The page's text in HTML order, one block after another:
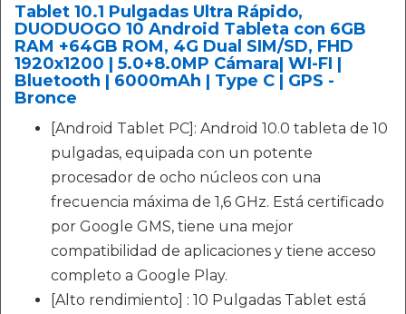
Tablet 10.1 Pulgadas Ultra Rápido,
DUODUOGO 10 Android Tableta con 6GB
RAM +64GB ROM, 4G Dual SIM/SD, FHD
1920x1200 | 5.0+8.0MP Cámara| WI-FI |
Bluetooth | 6000mAh | Type C | GPS -
Bronce
[Android Tablet PC]: Android 10.0 tableta de 10
pulgadas, equipada con un potente
procesador de ocho núcleos con una
frecuencia máxima de 1,6 GHz. Está certificado
por Google GMS, tiene una mejor
compatibilidad de aplicaciones y tiene acceso
completo a Google Play.
[Alto rendimiento] : 10 Pulgadas Tablet está